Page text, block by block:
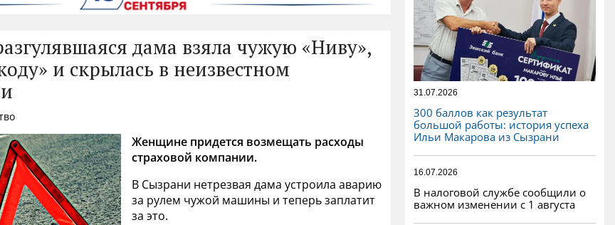
дама взяла чужую «Ниву»,
и скрылась в неизвестном
Женщине придется возмещать расходы
страховой компании.
В Сызрани нетрезвая дама устроила аварию
за рулем чужой машины и теперь заплатит
за это.
31.07.2026
300 баллов как результат
большой работы: история успеха
Ильи Макарова из Сызрани
16.07.2026
В налоговой службе сообщили о
важном изменении с 1 августа